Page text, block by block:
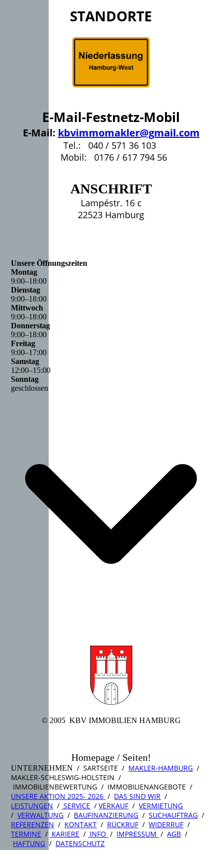
STANDORTE
E-Mail-Festnetz-Mobil
E-Mail: kbvimmomakler@gmail.com
Tel.: 040 / 571 36 103
Mobil: 0176 / 617 794 56
ANSCHRIFT
Lampéstr. 16 c
22523 Hamburg
Unsere Öffnungszeiten
Montag
9:00–18:00
Dienstag
9:00–18:00
Mittwoch
9:00–18:00
Donnerstag
9:00–18:00
Freitag
9:00–17:00
Samstag
12:00–15:00
Sonntag
geschlossen
© 2005 KBV IMMOBILIEN HAMBURG
Homepage / Seiten!
UNTERNEHMEN / SARTSEITE / MAKLER-HAMBURG /
MAKLER-SCHLESWIG-HOLSTEIN /
IMMOBILIENBEWERTUNG / IMMOBILIENANGEBOTE /
UNSERE AKTION 2025- 2026 / DAS SIND WIR /
LEISTUNGEN / SERVICE /VERKAUF /VERMIETUNG
/VERWALTUNG / BAUFINANZIERUNG /SUCHAUFTRAG /
REFERENZEN / KONTAKT / RÜCKRUF /WIDERRUF /
TERMINE / KARIERE / INFO / IMPRESSUM /AGB /
HAFTUNG / DATENSCHUTZ